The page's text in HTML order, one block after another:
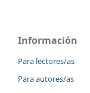
Información
Para lectores/as
Para autores/as